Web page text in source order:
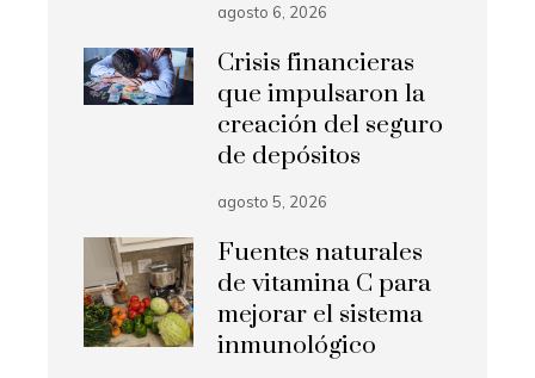
agosto 6, 2026
Crisis financieras
que impulsaron la
creación del seguro
de depósitos
agosto 5, 2026
Fuentes naturales
de vitamina C para
mejorar el sistema
inmunológico